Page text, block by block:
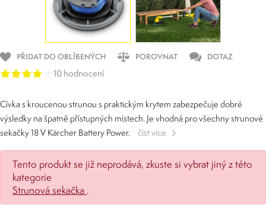
PŘIDAT DO OBLÍBENÝCH POROVNAT DOTAZ
10 hodnocení
Cívka s kroucenou strunou s praktickým krytem zabezpečuje dobré
výsledky na špatně přístupných místech. Je vhodná pro všechny strunové
sekačky 18 V Kärcher Battery Power.
číst více
Tento produkt se již neprodává, zkuste si vybrat jiný z této
kategorie
Strunová sekačka .